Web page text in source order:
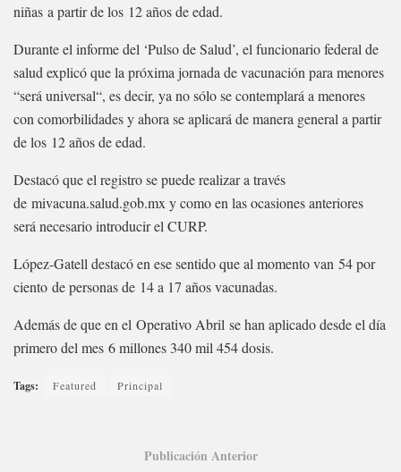
niñas a partir de los 12 años de edad.
Durante el informe del ‘Pulso de Salud’, el funcionario federal de
salud explicó que la próxima jornada de vacunación para menores
“será universal“, es decir, ya no sólo se contemplará a menores
con comorbilidades y ahora se aplicará de manera general a partir
de los 12 años de edad.
Destacó que el registro se puede realizar a través
de mivacuna.salud.gob.mx y como en las ocasiones anteriores
será necesario introducir el CURP.
López-Gatell destacó en ese sentido que al momento van 54 por
ciento de personas de 14 a 17 años vacunadas.
Además de que en el Operativo Abril se han aplicado desde el día
primero del mes 6 millones 340 mil 454 dosis.
Tags: Featured Principal
Publicación Anterior